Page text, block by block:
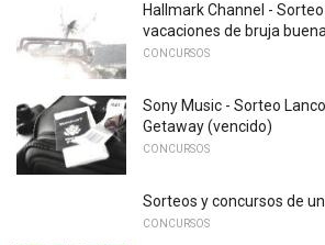
Hallmark Channel -
vacaciones de bruja
CONCURSOS
Sony Music - Sorteo
Getaway (vencido)
CONCURSOS
Sorteos y concursos de
CONCURSOS